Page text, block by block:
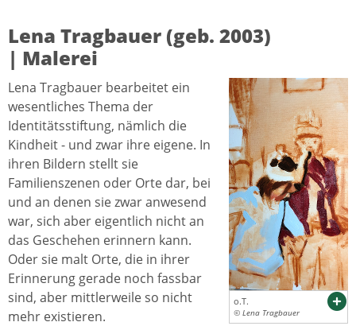
Lena Tragbauer (geb. 2003)
| Malerei
o.T.
© Lena Tragbauer
Lena Tragbauer bearbeitet ein
wesentliches Thema der
Identitätsstiftung, nämlich die
Kindheit - und zwar ihre eigene. In
ihren Bildern stellt sie
Familienszenen oder Orte dar, bei
und an denen sie zwar anwesend
war, sich aber eigentlich nicht an
das Geschehen erinnern kann.
Oder sie malt Orte, die in ihrer
Erinnerung gerade noch fassbar
sind, aber mittlerweile so nicht
mehr existieren.